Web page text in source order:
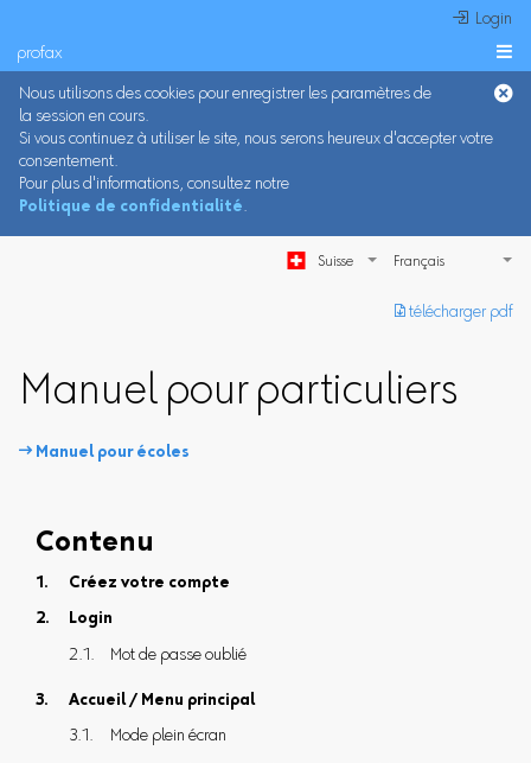
 Login
profax 
Nous utilisons des cookies pour enregistrer les paramètres de
la session en cours.
Si vous continuez à utiliser le site, nous serons heureux d'accepter votre
consentement.
Pour plus d'informations, consultez notre
Politique de confidentialité.
Suisse
︎ télécharger pdf
Manuel pour particuliers
 Manuel pour écoles
Contenu
Créez votre compte
Login
Mot de passe oublié
Accueil / Menu principal
Mode plein écran